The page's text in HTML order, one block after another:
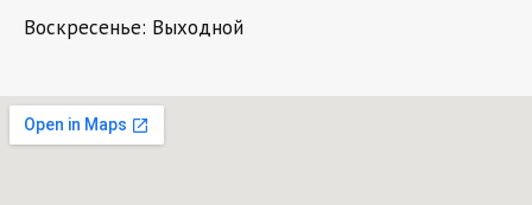
Воскресенье: Выходной